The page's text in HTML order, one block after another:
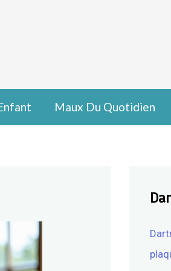
Maux Du Quotidien